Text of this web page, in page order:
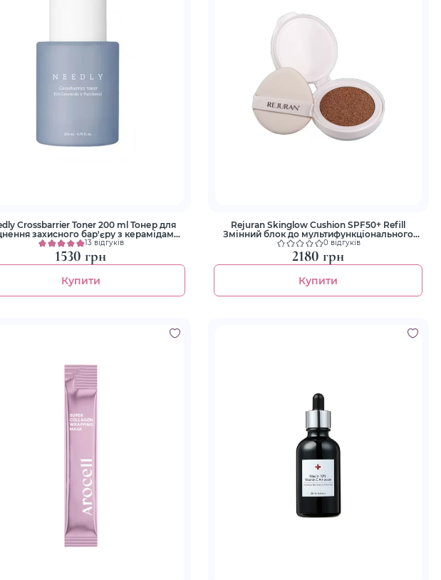
Crossbarrier Toner 200 ml Тонер для
захисного бар'єру з керамідами
та пантенолом
13 відгуків
1530 грн
Купити
Rejuran Skinglow Cushion SPF50+ Refill
Змінний блок до мультифункціонального
кушона з полінуклеотидами
0 відгуків
2180 грн
Купити